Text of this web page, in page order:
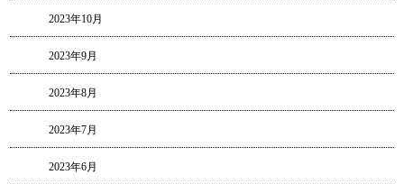
2023年10月
2023年9月
2023年8月
2023年7月
2023年6月